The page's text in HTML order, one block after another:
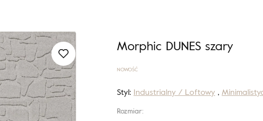
Morphic DUNES szary
NOWOŚĆ
Styl: Industrialny / Loftowy ,
Rozmiar: